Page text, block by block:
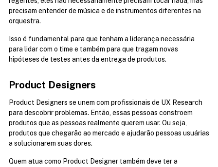
precisam entender de música e de instrumentos diferentes na
orquestra.
Isso é fundamental para que tenham a liderança necessária
para lidar com o time e também para que tragam novas
hipóteses de testes antes da entrega de produtos.
Product Designers
Product Designers se unem com profissionais de UX Research
para descobrir problemas. Então, essas pessoas constroem
produtos que as pessoas realmente querem usar. Ou seja,
produtos que chegarão ao mercado e ajudarão pessoas usuárias
a solucionarem suas dores.
Quem atua como Product Designer também deve ter a